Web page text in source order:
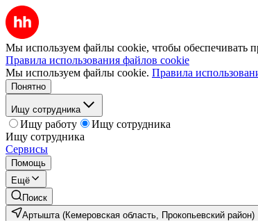
Мы используем файлы cookie, чтобы обеспечивать
Правила использования файлов cookie
Мы используем файлы cookie. Правила
Понятно
Ищу сотрудника
Ищу работу
Ищу сотрудника
Ищу сотрудника
Сервисы
Помощь
Ещё
Поиск
Артышта (Кемеровская область, Прокопьевский район)